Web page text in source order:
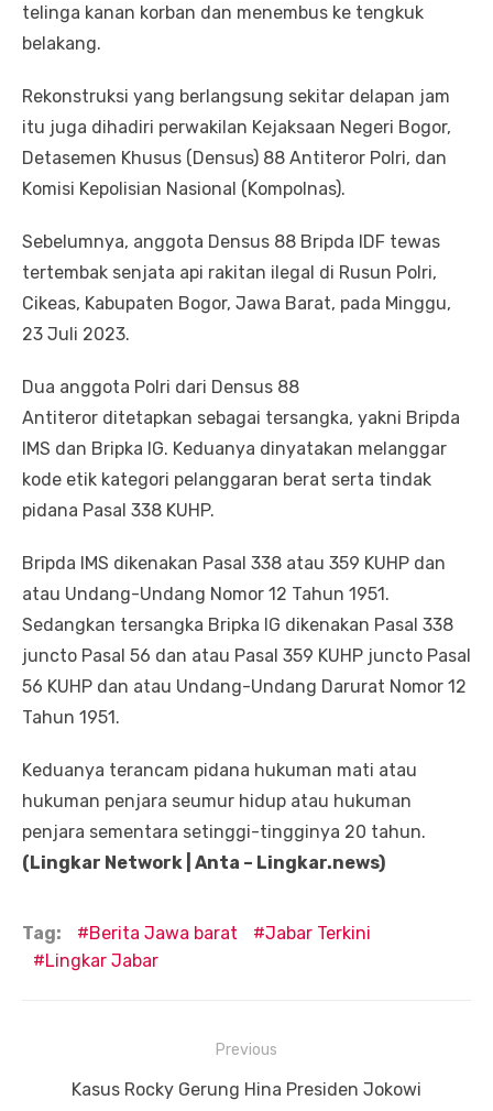
telinga kanan korban dan menembus ke tengkuk
belakang.
Rekonstruksi yang berlangsung sekitar delapan jam
itu juga dihadiri perwakilan Kejaksaan Negeri Bogor,
Detasemen Khusus (Densus) 88 Antiteror Polri, dan
Komisi Kepolisian Nasional (Kompolnas).
Sebelumnya, anggota Densus 88 Bripda IDF tewas
tertembak senjata api rakitan ilegal di Rusun Polri,
Cikeas, Kabupaten Bogor, Jawa Barat, pada Minggu,
23 Juli 2023.
Dua anggota Polri dari Densus 88
Antiteror ditetapkan sebagai tersangka, yakni Bripda
IMS dan Bripka IG. Keduanya dinyatakan melanggar
kode etik kategori pelanggaran berat serta tindak
pidana Pasal 338 KUHP.
Bripda IMS dikenakan Pasal 338 atau 359 KUHP dan
atau Undang-Undang Nomor 12 Tahun 1951.
Sedangkan tersangka Bripka IG dikenakan Pasal 338
juncto Pasal 56 dan atau Pasal 359 KUHP juncto Pasal
56 KUHP dan atau Undang-Undang Darurat Nomor 12
Tahun 1951.
Keduanya terancam pidana hukuman mati atau
hukuman penjara seumur hidup atau hukuman
penjara sementara setinggi-tingginya 20 tahun.
(Lingkar Network | Anta – Lingkar.news)
Tag: Berita Jawa barat
Jabar Terkini
Lingkar Jabar
Previous
PreviousKasus Rocky Gerung Hina Presiden Jokowi